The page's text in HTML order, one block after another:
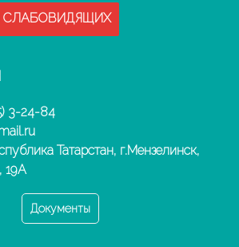
СЛАБОВИДЯЩИХ
3-24-84
Татарстан, г.Мензелинск,
19А
Документы